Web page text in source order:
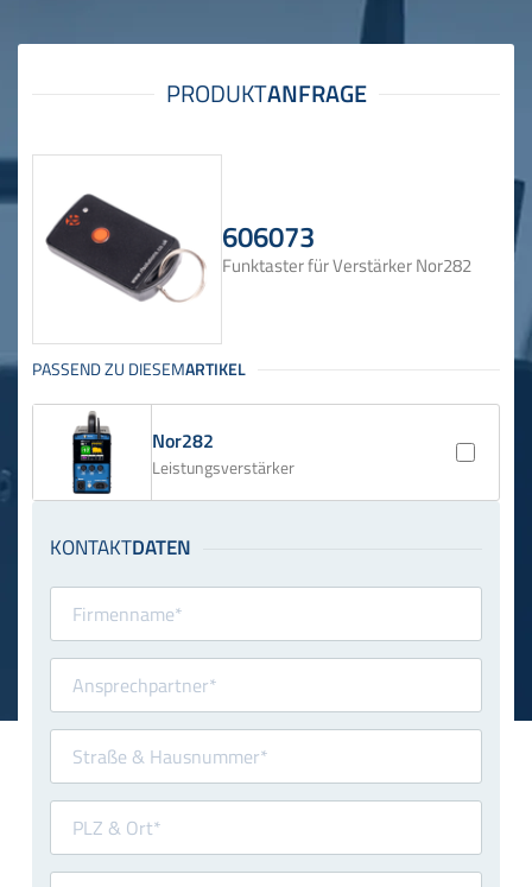
606073
Funktaster für Verstärker Nor282
Nor282
Leistungsverstärker